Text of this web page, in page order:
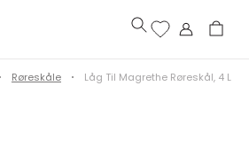
Røreskåle Låg Til Magrethe Røreskål, 4 L